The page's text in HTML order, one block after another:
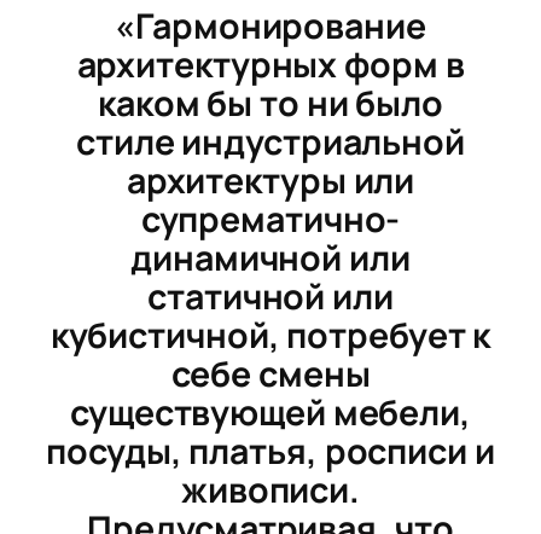
«Гармонирование
архитектурных форм в
каком бы то ни было
стиле индустриальной
архитектуры или
супрематично-
динамичной или
статичной или
кубистичной, потребует к
себе смены
существующей мебели,
посуды, платья, росписи и
живописи.